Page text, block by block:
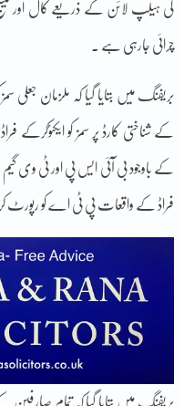
کی ہیلپ لائن کے ذریعے کال اور
چرائی جارہی ہے ۔
بریفنگ میں بتایا گیا کہ ملزمان جعلی
کے شناختی کارڈ پر سمز کو ایکٹوکرکے
کے باوجود بی آئی ایس پی اور ٹی وی گیم
فراڈ کے واقعات پی ٹی اے کو رپورٹ
بریفنگ میں بتایا گیا کہ تمام